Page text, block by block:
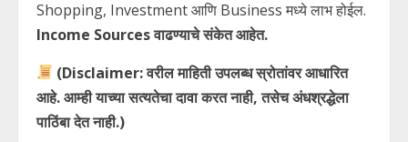
Shopping, Investment आणि Business मध्ये लाभ होईल.
Income Sources वाढण्याचे संकेत आहेत.
(Disclaimer: वरील माहिती उपलब्ध स्रोतांवर आधारित
आहे. आम्ही याच्या सत्यतेचा दावा करत नाही, तसेच अंधश्रद्धेला
पाठिंबा देत नाही.)